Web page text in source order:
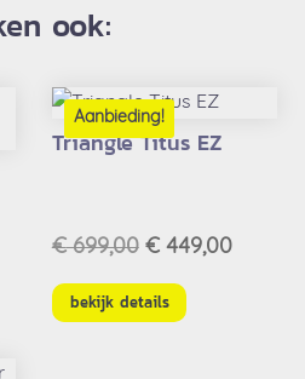
ook:
Aanbieding!
Triangle Titus EZ
€699,00 Oorspronkelijke
was:
€ 699,00.
€449,00
bekijk details